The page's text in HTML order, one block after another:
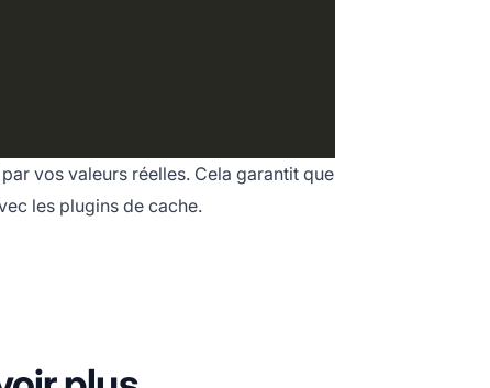
par vos valeurs réelles. Cela garantit que
les plugins de cache.